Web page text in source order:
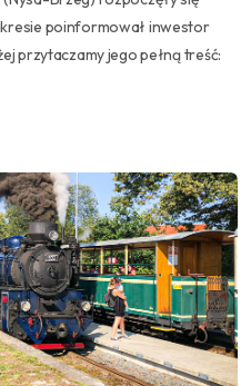
poinformował inwestor
przytaczamy jego pełną treść: